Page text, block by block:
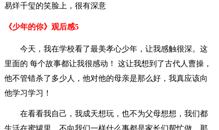
易烊千玺的笑脸上，很有深意
《少年的你》观后感5
今天，我在学校看了最美孝心少年，让我感触很深。这
里面的 每个故事都让我很感动！ 这让我想到了古代人曹操，
他不管错杀了多少人，他对他的母亲是那么好，我真应该向
他学习学习！
在看看我自己，我成天想玩，也不为父母想想，我们都
生活在蜜罐里，不向我们一样什么事都是家长们帮忙做，那